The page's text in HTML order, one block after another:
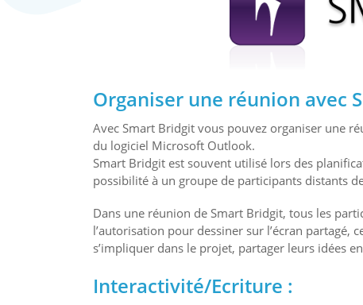
Organiser une réunion avec
Avec Smart Bridgit vous pouvez organiser une
du logiciel Microsoft Outlook.
Smart Bridgit est souvent utilisé lors des
possibilité à un groupe de participants distants
Dans une réunion de Smart Bridgit, tous les
l’autorisation pour dessiner sur l’écran partagé,
s’impliquer dans le projet, partager leurs idées
Interactivité/Ecriture :